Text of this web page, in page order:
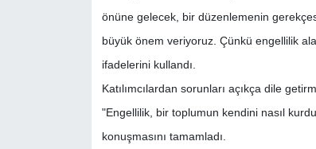
önüne gelecek, bir düzenlemenin
büyük önem veriyoruz. Çünkü engellilik
ifadelerini kullandı.
Katılımcılardan sorunları açıkça dile
"Engellilik, bir toplumun kendini nasıl
konuşmasını tamamladı.